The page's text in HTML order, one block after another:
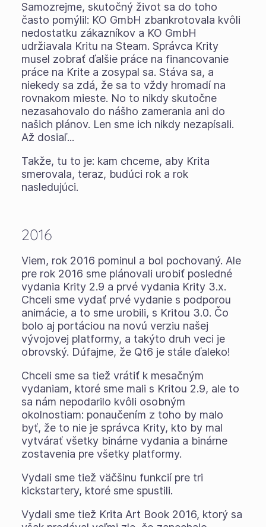
Samozrejme, skutočný život sa do toho
často pomýlil: KO GmbH zbankrotovala kvôli
nedostatku zákazníkov a KO GmbH
udržiavala Kritu na Steam. Správca Krity
musel zobrať ďalšie práce na financovanie
práce na Krite a zosypal sa. Stáva sa, a
niekedy sa zdá, že sa to vždy hromadí na
rovnakom mieste. No to nikdy skutočne
nezasahovalo do nášho zamerania ani do
našich plánov. Len sme ich nikdy nezapísali.
Až dosiaľ...
Takže, tu to je: kam chceme, aby Krita
smerovala, teraz, budúci rok a rok
nasledujúci.
2016
Viem, rok 2016 pominul a bol pochovaný. Ale
pre rok 2016 sme plánovali urobiť posledné
vydania Krity 2.9 a prvé vydania Krity 3.x.
Chceli sme vydať prvé vydanie s podporou
animácie, a to sme urobili, s Kritou 3.0. Čo
bolo aj portáciou na novú verziu našej
vývojovej platformy, a takýto druh veci je
obrovský. Dúfajme, že Qt6 je stále ďaleko!
Chceli sme sa tiež vrátiť k mesačným
vydaniam, ktoré sme mali s Kritou 2.9, ale to
sa nám nepodarilo kvôli osobným
okolnostiam: ponaučením z toho by malo
byť, že to nie je správca Krity, kto by mal
vytvárať všetky binárne vydania a binárne
zostavenia pre všetky platformy.
Vydali sme tiež väčšinu funkcií pre tri
kickstartery, ktoré sme spustili.
Vydali sme tiež Krita Art Book 2016, ktorý sa